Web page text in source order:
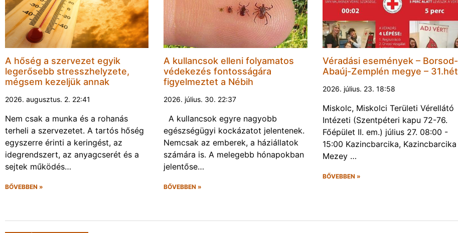
A hőség a szervezet egyik
legerősebb stresszhelyzete,
mégsem kezeljük annak
2026. augusztus. 2. 22:41
Nem csak a munka és a rohanás
terheli a szervezetet. A tartós hőség
egyszerre érinti a keringést, az
idegrendszert, az anyagcserét és a
sejtek működés…
BŐVEBBEN »
A kullancsok elleni folyamatos
védekezés fontosságára
figyelmeztet a Nébih
2026. július. 30. 22:37
A kullancsok egyre nagyobb
egészségügyi kockázatot jelentenek.
Nemcsak az emberek, a háziállatok
számára is. A melegebb hónapokban
jelentőse…
BŐVEBBEN »
Véradási események – Borsod-
Abaúj-Zemplén megye – 31.hét
2026. július. 23. 18:58
Miskolc, Miskolci Területi Vérellátó
Intézeti (Szentpéteri kapu 72-76.
Főépület II. em.) július 27. 08:00 -
15:00 Kazincbarcika, Kazincbarcika
Mezey …
BŐVEBBEN »